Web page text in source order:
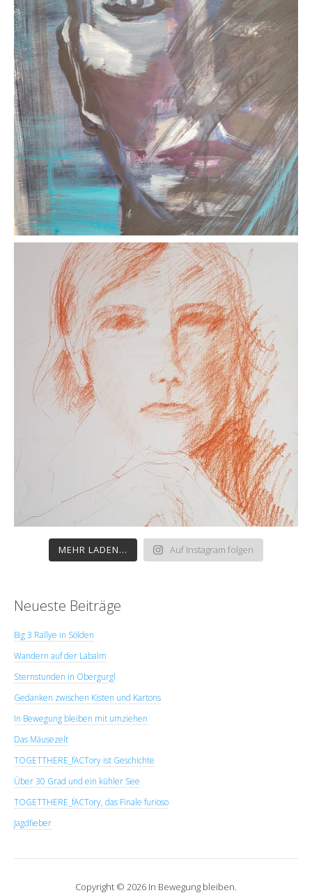
MEHR LADEN... Auf Instagram folgen
Neueste Beiträge
Big 3 Rallye in Sölden
Wandern auf der Labalm
Sternstunden in Obergurgl
Gedanken zwischen Kisten und Kartons
In Bewegung bleiben mit umziehen
Das Mäusezelt
TOGETTHERE_fACTory ist Geschichte
Über 30 Grad und ein kühler See
TOGETTHERE_fACTory, das Finale furioso
Jagdfieber
Copyright © 2026 In Bewegung bleiben.